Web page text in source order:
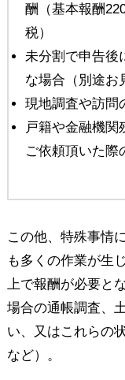
酬（基本報酬
税）
未分割で申告後
な場合（別途お
現地調査や訪問
戸籍や金融機関
ご依頼頂いた際
この他、特殊事情
も多くの作業が生
上で報酬が必要と
場合の通帳調査、
い、又はこれらの
など）。